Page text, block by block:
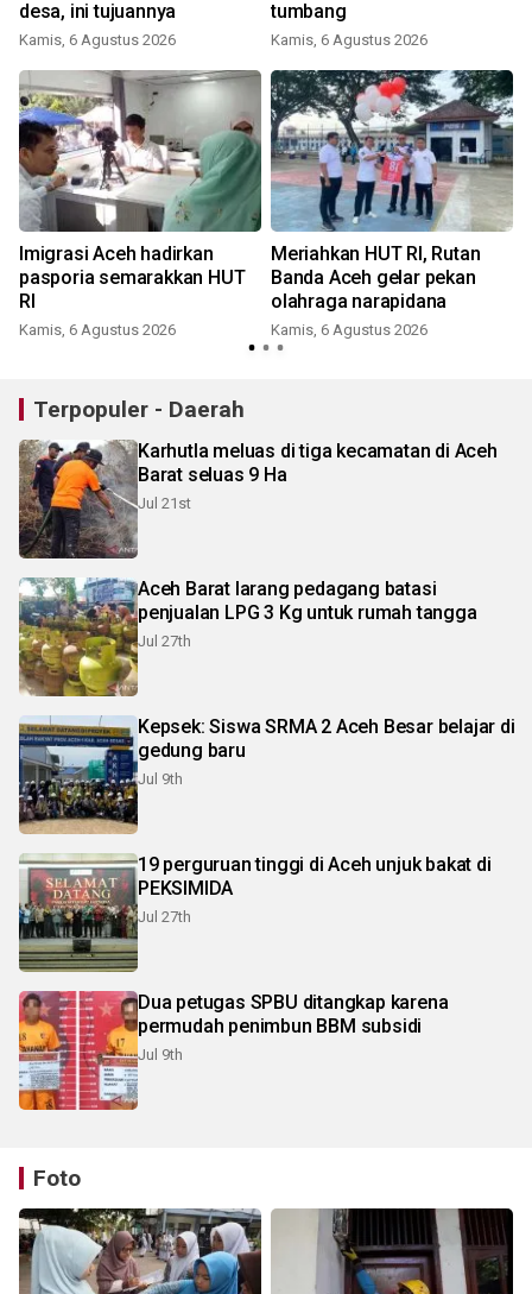
desa, ini tujuannya
Kamis, 6 Agustus 2026
tumbang
Kamis, 6 Agustus 2026
Imigrasi Aceh hadirkan
pasporia semarakkan HUT
RI
Kamis, 6 Agustus 2026
Meriahkan HUT RI, Rutan
Banda Aceh gelar pekan
olahraga narapidana
Kamis, 6 Agustus 2026
Terpopuler - Daerah
Karhutla meluas di tiga kecamatan di Aceh
Barat seluas 9 Ha
Jul 21st
Aceh Barat larang pedagang batasi
penjualan LPG 3 Kg untuk rumah tangga
Jul 27th
Kepsek: Siswa SRMA 2 Aceh Besar belajar di
gedung baru
Jul 9th
19 perguruan tinggi di Aceh unjuk bakat di
PEKSIMIDA
Jul 27th
Dua petugas SPBU ditangkap karena
permudah penimbun BBM subsidi
Jul 9th
Foto